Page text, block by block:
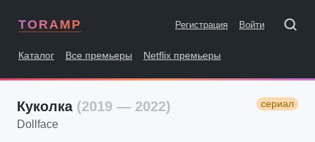
TORAMP Регистрация Войти
Каталог Все премьеры Netflix премьеры
Куколка (2019 — 2022) сериал
Dollface